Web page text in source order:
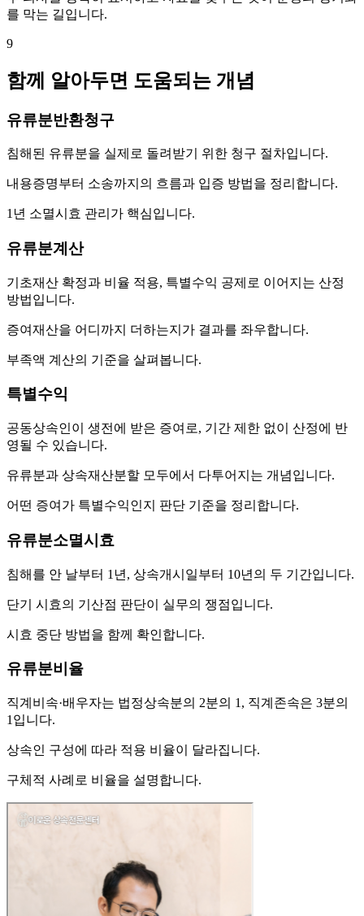
를 막는 길입니다.
9
함께 알아두면 도움되는 개념
유류분반환청구
침해된 유류분을 실제로 돌려받기 위한 청구 절차입니다.
내용증명부터 소송까지의 흐름과 입증 방법을 정리합니다.
1년 소멸시효 관리가 핵심입니다.
유류분계산
기초재산 확정과 비율 적용, 특별수익 공제로 이어지는 산정
방법입니다.
증여재산을 어디까지 더하는지가 결과를 좌우합니다.
부족액 계산의 기준을 살펴봅니다.
특별수익
공동상속인이 생전에 받은 증여로, 기간 제한 없이 산정에 반
영될 수 있습니다.
유류분과 상속재산분할 모두에서 다투어지는 개념입니다.
어떤 증여가 특별수익인지 판단 기준을 정리합니다.
유류분소멸시효
침해를 안 날부터 1년, 상속개시일부터 10년의 두 기간입니다.
단기 시효의 기산점 판단이 실무의 쟁점입니다.
시효 중단 방법을 함께 확인합니다.
유류분비율
직계비속·배우자는 법정상속분의 2분의 1, 직계존속은 3분의
1입니다.
상속인 구성에 따라 적용 비율이 달라집니다.
구체적 사례로 비율을 설명합니다.